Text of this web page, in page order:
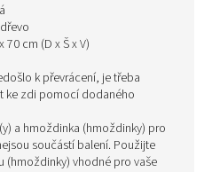
70 cm (D x Š x V)
k převrácení, je třeba
ke zdi pomocí dodaného
a hmoždinka (hmoždinky) pro
součástí balení. Použijte
(hmoždinky) vhodné pro vaše